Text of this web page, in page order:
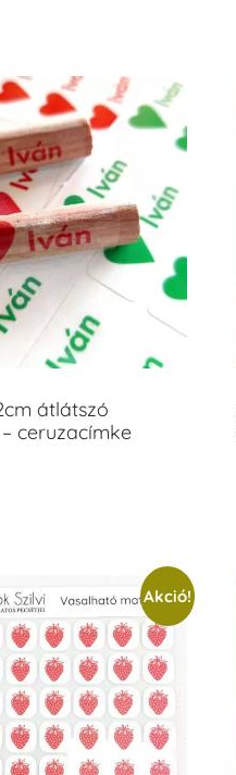
átlátszó
ceruzacímke
Akció!